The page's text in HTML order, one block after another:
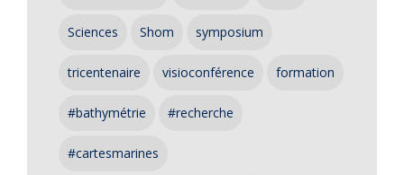
Sciences Shom symposium
tricentenaire visioconférence formation
#bathymétrie #recherche
#cartesmarines